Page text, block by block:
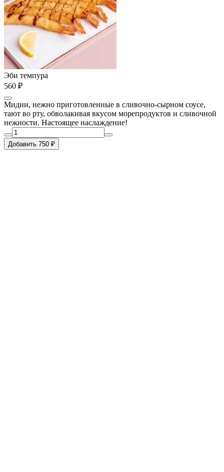
Эби темпура
560 ₽
Мидии, нежно приготовленные в сливочно-сырном соусе,
тают во рту, обволакивая вкусом морепродуктов и сливочной
нежности. Настоящее наслаждение!
Добавить 750 ₽